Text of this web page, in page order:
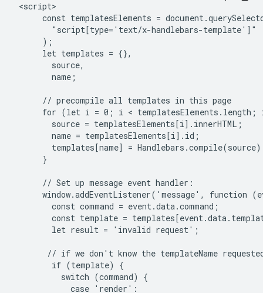
<script>
const templatesElements =
        "script[type='text/x-handlebars-template']"
      );
      let templates = {},
        source,
        name;
      // precompile all templates in this page
for (let i = 0; i < templatesElements.length;
        source = templatesElements[i].innerHTML;
        name = templatesElements[i].id;
templates[name] =
      }
      // Set up message event handler:
window.addEventListener('message', function
        const command = event.data.command;
const template =
        let result = 'invalid request';
// if we don't know the templateName
        if (template) {
          switch (command) {
            case 'render':